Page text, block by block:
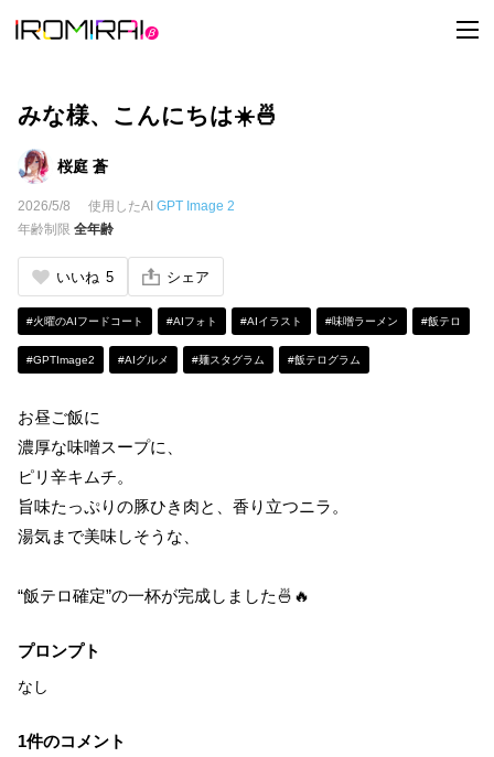
t
o
みな様、こんにちは☀️🍜
桜庭 蒼
2026/5/8 使用したAI GPT Image 2
年齢制限 全年齢
いいね 5 シェア
#火曜のAIフードコート #AIフォト #AIイラスト #味噌ラーメン #飯テロ
#GPTImage2 #AIグルメ #麺スタグラム #飯テログラム
お昼ご飯に
濃厚な味噌スープに、
ピリ辛キムチ。
旨味たっぷりの豚ひき肉と、香り立つニラ。
湯気まで美味しそうな、
“飯テロ確定”の一杯が完成しました🍜🔥
プロンプト
なし
1件のコメント